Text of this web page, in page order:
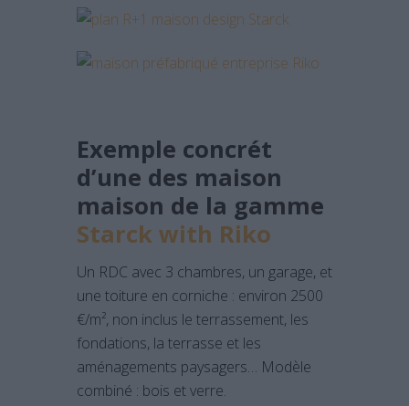
Exemple concrét
d’une des maison
maison de la gamme
Starck with Riko
Un RDC avec 3 chambres, un garage, et
une toiture en corniche : environ 2500
€/m², non inclus le terrassement, les
fondations, la terrasse et les
aménagements paysagers… Modèle
combiné : bois et verre.